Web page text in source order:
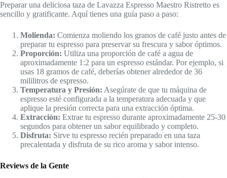
Preparar una deliciosa taza de Lavazza Espresso Maestro Ristretto es
sencillo y gratificante. Aquí tienes una guía paso a paso:
Molienda: Comienza moliendo los granos de café justo antes de
preparar tu espresso para preservar su frescura y sabor óptimos.
Proporción: Utiliza una proporción de café a agua de
aproximadamente 1:2 para un espresso estándar. Por ejemplo, si
usas 18 gramos de café, deberías obtener alrededor de 36
mililitros de espresso.
Temperatura y Presión: Asegúrate de que tu máquina de
espresso esté configurada a la temperatura adecuada y que
aplique la presión correcta para una extracción óptima.
Extracción: Extrae tu espresso durante aproximadamente 25-30
segundos para obtener un sabor equilibrado y completo.
Disfruta: Sirve tu espresso recién preparado en una taza
precalentada y disfruta de su rico aroma y sabor intenso.
Reviews de la Gente